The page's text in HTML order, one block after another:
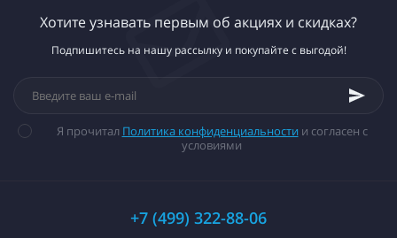
Хотите узнавать первым об акциях и скидках?
Подпишитесь на нашу рассылку и покупайте с выгодой!
Я прочитал Политика конфиденциальности и согласен с
условиями
+7 (499) 322-88-06